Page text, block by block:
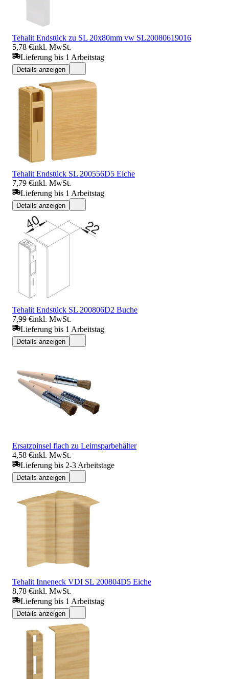
Tehalit Endstück zu SL 20x80mm vw SL20080619016
5,78 €inkl. MwSt.
Lieferung bis 1 Arbeitstag
Details anzeigen
Tehalit Endstück SL 200556D5 Eiche
7,79 €inkl. MwSt.
Lieferung bis 1 Arbeitstag
Details anzeigen
Tehalit Endstück SL 200806D2 Buche
7,99 €inkl. MwSt.
Lieferung bis 1 Arbeitstag
Details anzeigen
Ersatzpinsel flach zu Leimsparbehälter
4,58 €inkl. MwSt.
Lieferung bis 2-3 Arbeitstage
Details anzeigen
Tehalit Inneneck VDI SL 200804D5 Eiche
8,78 €inkl. MwSt.
Lieferung bis 1 Arbeitstag
Details anzeigen